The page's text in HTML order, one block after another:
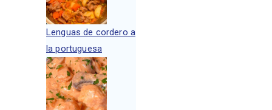
Lenguas de cordero a
la portuguesa